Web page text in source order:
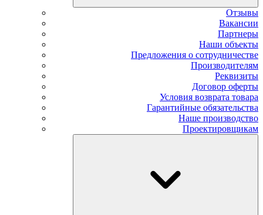
Отзывы
Вакансии
Партнеры
Наши объекты
Предложения о сотрудничестве
Производителям
Реквизиты
Договор оферты
Условия возврата товара
Гарантийные обязательства
Наше производство
Проектировщикам